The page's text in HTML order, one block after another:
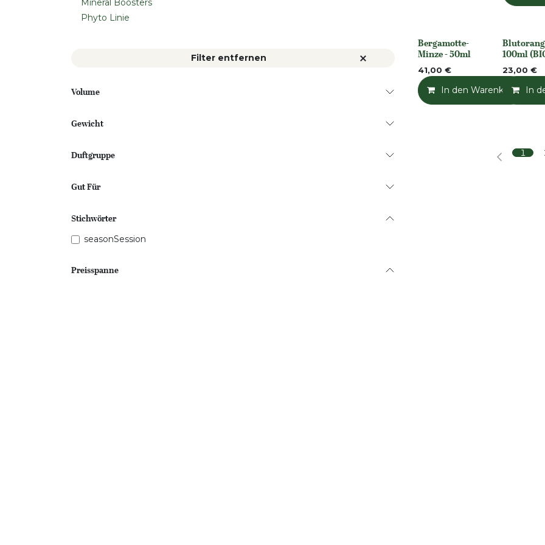
Mineral Boosters
Phyto Linie
Filter entfernen
Volume
Gewicht
Duftgruppe
Gut Für
Stichwörter
seasonSession
Preisspanne
None
Bergamotte-
Minze - 50ml
41,00 €
In den Warenkorb
None
100ml
23,00 €
In
1